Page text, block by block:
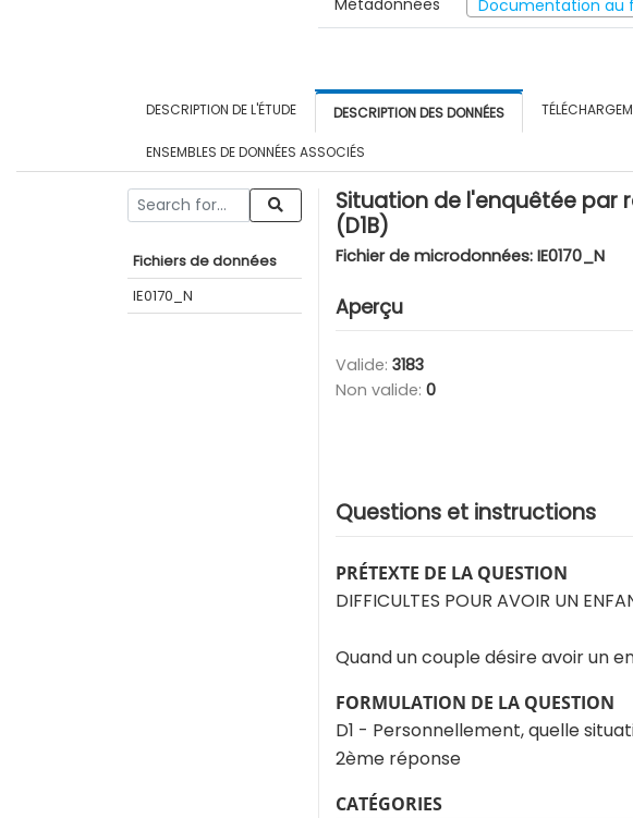
Métadonnées Documentation au
DESCRIPTION DE L'ÉTUDE DESCRIPTION DES DONNÉES
ENSEMBLES DE DONNÉES ASSOCIÉS
Fichiers de données
IE0170_N
Situation de l'enquêtée par
(D1B)
Fichier de microdonnées: IE0170_N
Aperçu
Valide: 3183
Non valide: 0
Questions et instructions
PRÉTEXTE DE LA QUESTION
DIFFICULTES POUR AVOIR UN
Quand un couple désire avoir un
FORMULATION DE LA QUESTION
D1 - Personnellement, quelle
2ème réponse
CATÉGORIES